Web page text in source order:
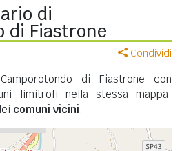
di
di Fiastrone
Condividi
di Fiastrone con
limitrofi nella stessa mappa.
comuni vicini.